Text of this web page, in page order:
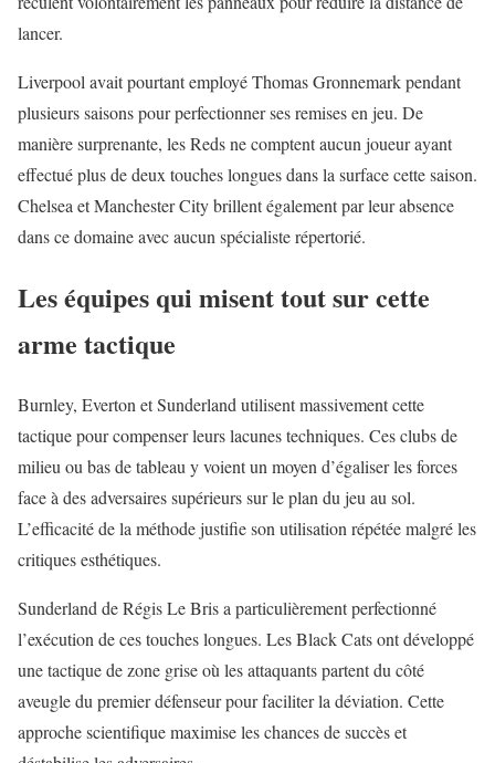
lancer.
Liverpool avait pourtant employé Thomas Gronnemark pendant
plusieurs saisons pour perfectionner ses remises en jeu. De
manière surprenante, les Reds ne comptent aucun joueur ayant
effectué plus de deux touches longues dans la surface cette saison.
Chelsea et Manchester City brillent également par leur absence
dans ce domaine avec aucun spécialiste répertorié.
Les équipes qui misent tout sur cette
arme tactique
Burnley, Everton etSunderland utilisent massivement cette
tactique pour compenser leurs lacunes techniques. Ces clubs de
milieu ou bas de tableau y voient un moyen d’égaliser les forces
face à des adversaires supérieurs sur le plan du jeu au sol.
L’efficacité de la méthode justifie son utilisation répétée malgré les
critiques esthétiques.
Sunderland de Régis Le Bris a particulièrement perfectionné
l’exécution de ces touches longues. Les Black Cats ont développé
une tactique de zone grise où les attaquants partent du côté
aveugle du premier défenseur pour faciliter la déviation. Cette
approche scientifique maximise les chances de succès et